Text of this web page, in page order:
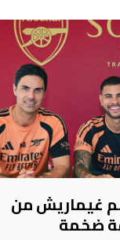
غيماريش من
ضخمة